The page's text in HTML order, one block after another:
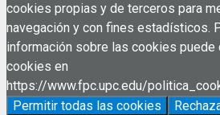
cookies propias y de terceros para
navegación y con fines estadísticos.
información sobre las cookies puede
cookies en
https://www.fpc.upc.edu/
Permitir todas las cookies